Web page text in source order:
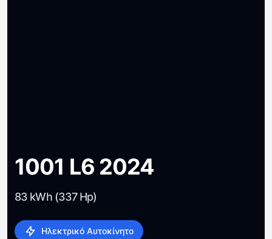
1001 L6 2024
83 kWh (337 Hp)
Ηλεκτρικό Αυτοκίνητο